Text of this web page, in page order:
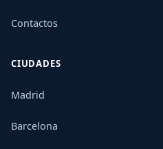
Contactos
CIUDADES
Madrid
Barcelona